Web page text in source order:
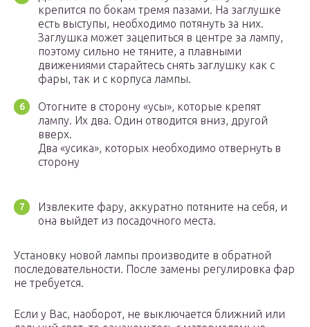
крепится по бокам тремя пазами. На заглушке
есть выступы, необходимо потянуть за них.
Заглушка может зацепиться в центре за лампу,
поэтому сильно не тяните, а плавными
движениями старайтесь снять заглушку как с
фары, так и с корпуса лампы.
Отогните в сторону «усы», которые крепят
лампу. Их два. Один отводится вниз, другой
вверх.
Два «усика», которых необходимо отвернуть в
сторону
Извлеките фару, аккуратно потяните на себя, и
она выйдет из посадочного места.
Установку новой лампы производите в обратной
последовательности. После замены регулировка фар
не требуется.
Если у Вас, наоборот, не выключается ближний или